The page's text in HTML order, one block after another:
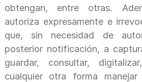
obtengan, entre otras.
autoriza expresamente e
que, sin necesidad de
posterior notificación, a
guardar, consultar,
cualquier otra forma